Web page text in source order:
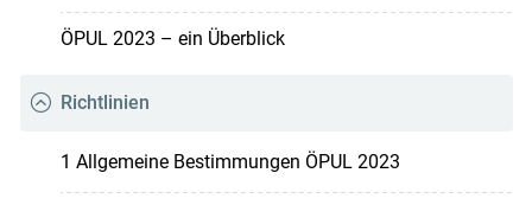
ÖPUL 2023 – ein Überblick
Richtlinien
1 Allgemeine Bestimmungen ÖPUL 2023